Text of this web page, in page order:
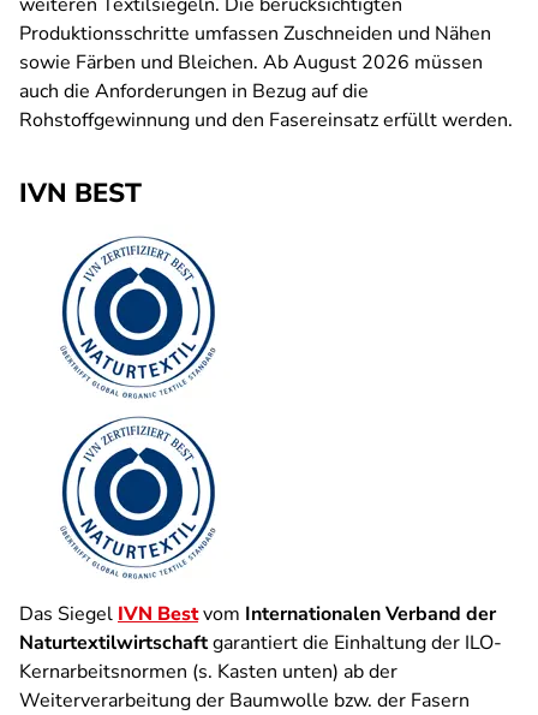
Produktionsschritte umfassen Zuschneiden und Nähen
sowie Färben und Bleichen. Ab August 2026 müssen
auch die Anforderungen in Bezug auf die
Rohstoffgewinnung und den Fasereinsatz erfüllt werden.
IVN BEST
Das Siegel IVN Bestvom Internationalen Verband der
Naturtextilwirtschaftgarantiert die Einhaltung der ILO-
Kernarbeitsnormen (s. Kasten unten) ab der
Weiterverarbeitung der Baumwolle bzw. der Fasern